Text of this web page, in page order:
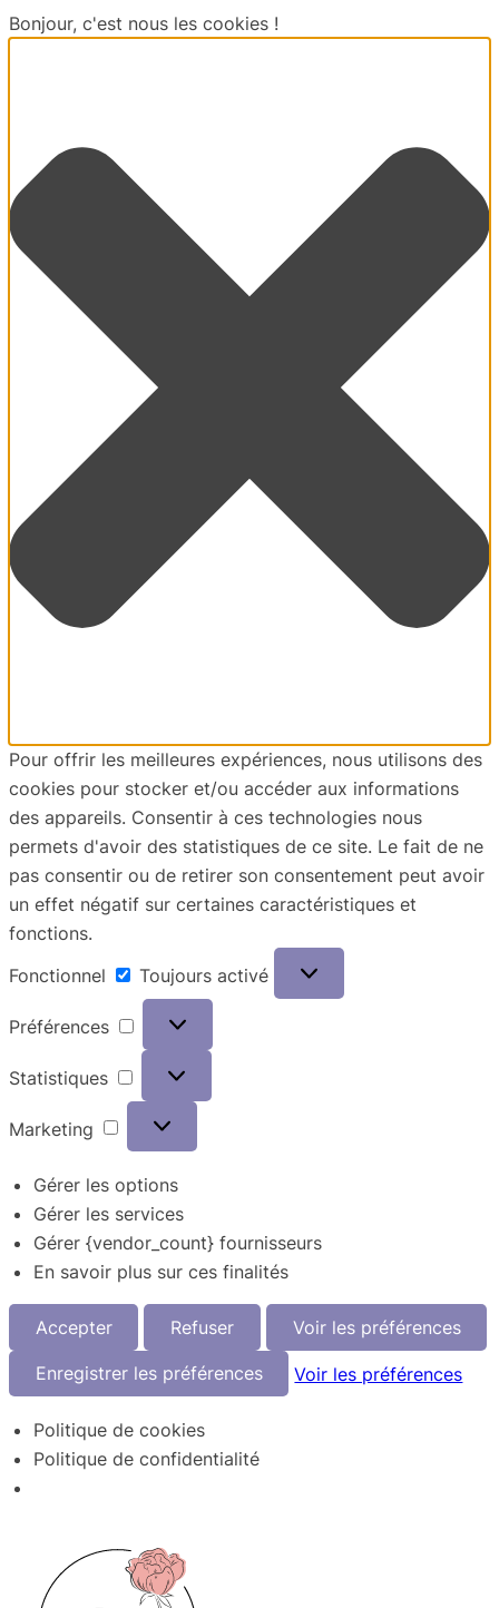
Bonjour, c'est nous les cookies !
Pour offrir les meilleures expériences, nous utilisons des
cookies pour stocker et/ou accéder aux informations
des appareils. Consentir à ces technologies nous
permets d'avoir des statistiques de ce site. Le fait de ne
pas consentir ou de retirer son consentement peut avoir
un effet négatif sur certaines caractéristiques et
fonctions.
Fonctionnel
Toujours activé
Préférences
Statistiques
Marketing
Gérer les options
Gérer les services
Gérer {vendor_count} fournisseurs
En savoir plus sur ces finalités
Accepter Refuser Voir les préférences
Enregistrer les préférences Voir les préférences
Politique de cookies
Politique de confidentialité
contenu